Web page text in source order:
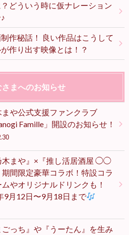
どういう時に仮ナレーション
作秘話！ 良い作品はこうして
り出す映像とは！？
まへのお知らせ
や公式支援ファンクラブ
Famille」開設のお知らせ！
木まや』×『推し活居酒屋 ◯◯
間限定豪華コラボ！特設コラ
やオリジナルドリンクも！
9月12日〜9月18日まで
ごっち』や『うーたん』を生み